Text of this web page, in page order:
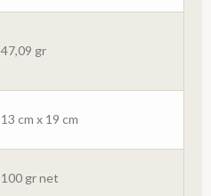
47,09 gr
13 cm x 19 cm
100 gr net